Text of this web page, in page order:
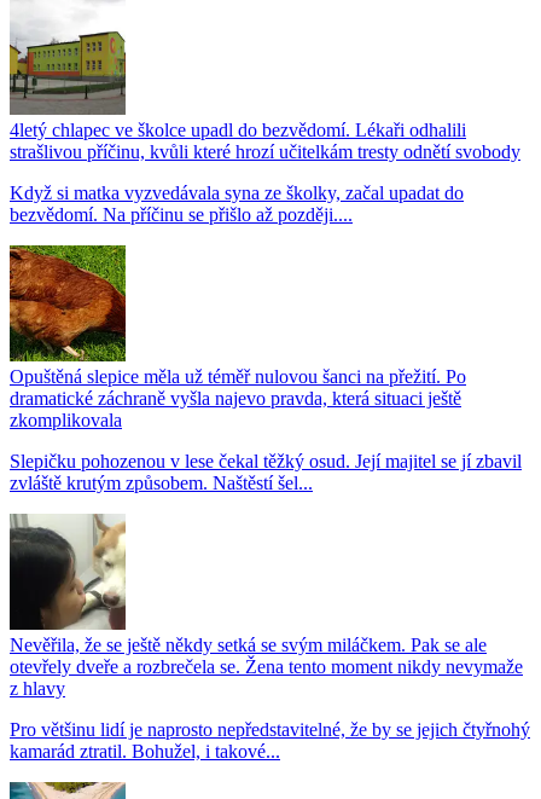
4letý chlapec ve školce upadl do bezvědomí. Lékaři odhalili
strašlivou příčinu, kvůli které hrozí učitelkám tresty odnětí svobody
Když si matka vyzvedávala syna ze školky, začal upadat do
bezvědomí. Na příčinu se přišlo až později....
Opuštěná slepice měla už téměř nulovou šanci na přežití. Po
dramatické záchraně vyšla najevo pravda, která situaci ještě
zkomplikovala
Slepičku pohozenou v lese čekal těžký osud. Její majitel se jí zbavil
zvláště krutým způsobem. Naštěstí šel...
Nevěřila, že se ještě někdy setká se svým miláčkem. Pak se ale
otevřely dveře a rozbrečela se. Žena tento moment nikdy nevymaže
z hlavy
Pro většinu lidí je naprosto nepředstavitelné, že by se jejich čtyřnohý
kamarád ztratil. Bohužel, i takové...